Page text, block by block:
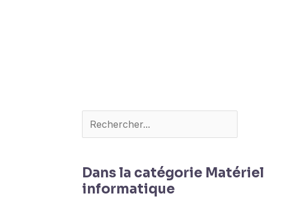
Dans la catégorie Matériel
informatique